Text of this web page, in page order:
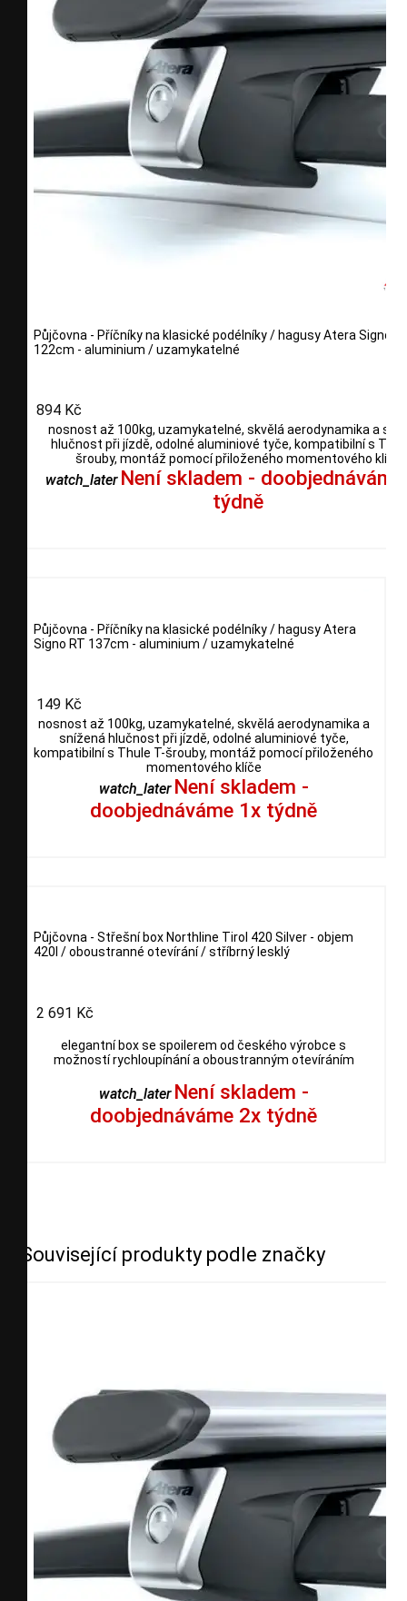
Půjčovna - Příčníky na klasické podélníky / hagusy Atera Signo
122cm - aluminium / uzamykatelné
894 Kč
nosnost až 100kg, uzamykatelné, skvělá aerodynamika a
hlučnost při jízdě, odolné aluminiové tyče, kompatibilní s
šrouby, montáž pomocí přiloženého momentového klíče
watch_later Není skladem -
týdně
Půjčovna - Příčníky na klasické podélníky / hagusy Atera
Signo RT 137cm - aluminium / uzamykatelné
149 Kč
nosnost až 100kg, uzamykatelné, skvělá aerodynamika a
snížená hlučnost při jízdě, odolné aluminiové tyče,
kompatibilní s Thule T-šrouby, montáž pomocí přiloženého
momentového klíče
watch_later Není skladem -
doobjednáváme 1x týdně
Půjčovna - Střešní box Northline Tirol 420 Silver - objem
420l / oboustranné otevírání / stříbrný lesklý
2 691 Kč
elegantní box se spoilerem od českého výrobce s
možností rychloupínání a oboustranným otevíráním
watch_later Není skladem -
doobjednáváme 2x týdně
Související produkty podle značky